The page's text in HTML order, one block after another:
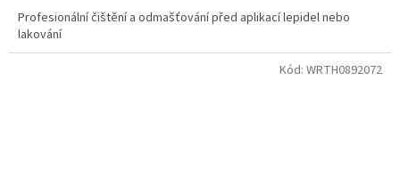
Profesionální čištění a odmašťování před aplikací lepidel nebo
lakování
Kód: WRTH0892072